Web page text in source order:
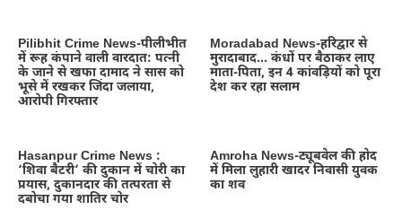
Pilibhit Crime News-पीलीभीत
में रूह कंपाने वाली वारदात: पत्नी
के जाने से खफा दामाद ने सास को
भूसे में रखकर जिंदा जलाया,
आरोपी गिरफ्तार
Moradabad News-हरिद्वार से
मुरादाबाद… कंधों पर बैठाकर लाए
माता-पिता, इन 4 कांवड़ियों को पूरा
देश कर रहा सलाम
Hasanpur Crime News :
‘शिवा बैटरी’ की दुकान में चोरी का
प्रयास, दुकानदार की तत्परता से
दबोचा गया शातिर चोर
Amroha News-ट्यूबवेल की होद
में मिला लुहारी खादर निवासी युवक
का शव